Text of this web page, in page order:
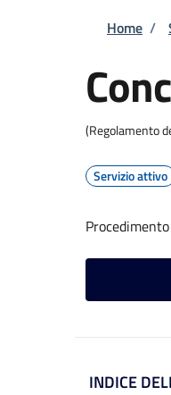
Home /
(Regolamento
Servizio attivo
INDICE